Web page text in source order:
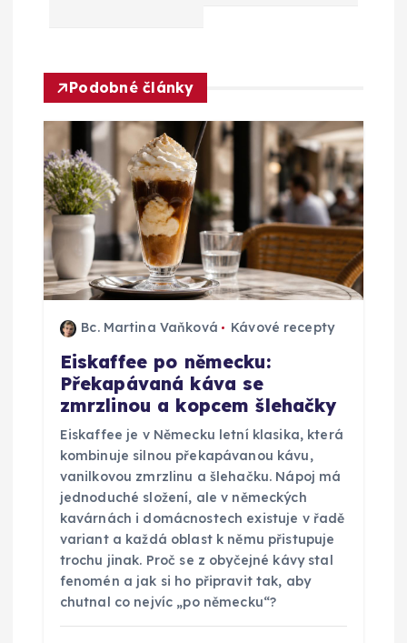
c
e
p
r
o
p
Podobné články
Bc. Martina Vaňková Kávové recepty
Eiskaffee po německu:
Překapávaná káva se
zmrzlinou a kopcem šlehačky
Eiskaffee je v Německu letní klasika, která
kombinuje silnou překapávanou kávu,
vanilkovou zmrzlinu a šlehačku. Nápoj má
jednoduché složení, ale v německých
kavárnách i domácnostech existuje v řadě
variant a každá oblast k němu přistupuje
trochu jinak. Proč se z obyčejné kávy stal
fenomén a jak si ho připravit tak, aby
chutnal co nejvíc „po německu“?